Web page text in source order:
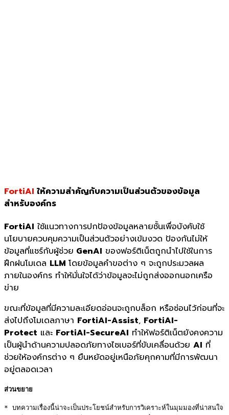
FortiAI ให้ความสำคัญกับความเป็นส่วนตัวของข้อมูล
สำหรับองค์กร
FortiAI ใช้แนวทางการปกป้องข้อมูลหลายชั้นเพื่อบังคับใช้
นโยบายควบคุมความเป็นส่วนตัวอย่างเข้มงวด ป้องกันไม่ให้
ข้อมูลที่แชร์กับผู้ช่วย GenAI ของฟอร์ติเน็ตถูกนำไปใช้ในการ
ฝึกฝนโมเดล LLM โดยข้อมูลคำขอต่าง ๆ จะถูกประมวลผล
ภายในองค์กร ทำให้มั่นใจได้ว่าข้อมูลจะไม่ถูกส่งออกนอกเครือ
ข่าย
ขณะที่ข้อมูลที่มีความละเอียดอ่อนจะถูกบล็อก หรือซ่อนไว้ก่อนที่จะ
ส่งไปถึงโมเดลภาษา FortiAI-Assist, FortiAI-
Protect และ FortiAI-SecureAI ทำให้ฟอร์ติเน็ตยังคงความ
เป็นผู้นำด้านความปลอดภัยทางไซเบอร์ที่ขับเคลื่อนด้วย AI ที่
ช่วยให้องค์กรต่าง ๆ ยืนหยัดอยู่เหนือภัยคุกคามที่มีการพัฒนา
อยู่ตลอดเวลา
ส่วนขยาย
* บทความเรื่องนี้น่าจะเป็นประโยชน์สำหรับการวิเคราะห์ในมุมมองที่น่าสนใจ